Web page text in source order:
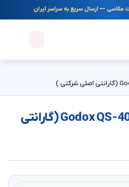
— ارسال سریع به سراسر ایران
فلاش گودکس Godox QS-400 II (گارانتی